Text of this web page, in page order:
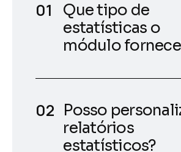
Que tipo de
estatísticas o
módulo
Posso
relatórios
estatísticos?